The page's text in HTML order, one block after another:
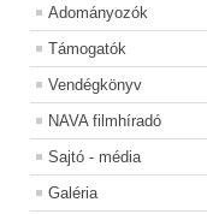
Adományozók
Támogatók
Vendégkönyv
NAVA filmhíradó
Sajtó - média
Galéria